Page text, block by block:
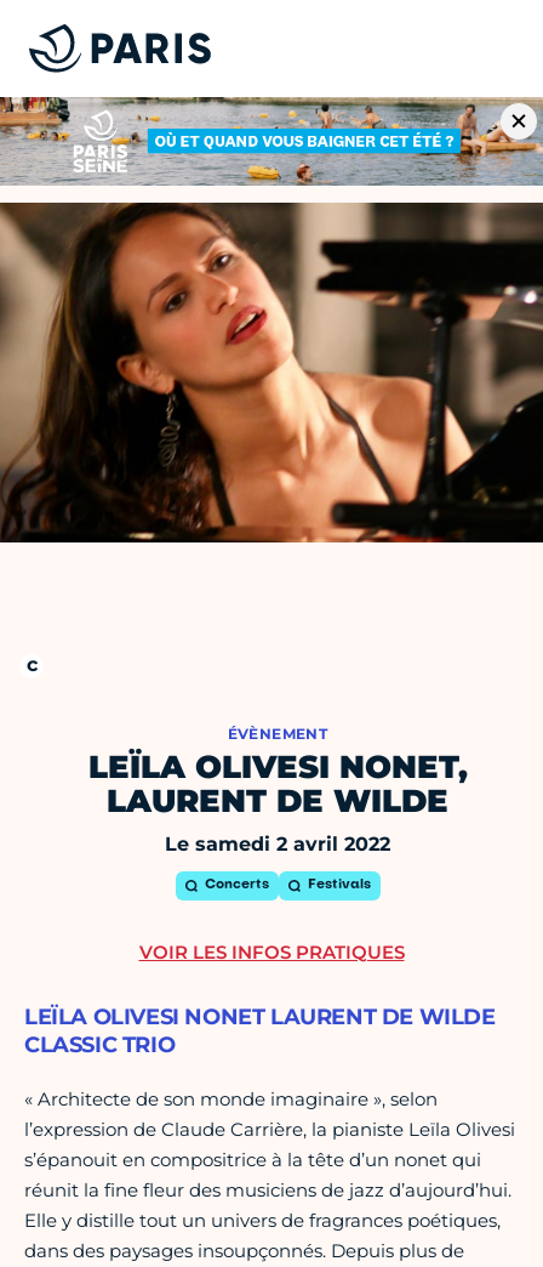
ÉVÈNEMENT
LEÏLA OLIVESI NONET,
LAURENT DE WILDE
Le samedi 2 avril 2022
Concerts Festivals
LEÏLA OLIVESI NONET LAURENT DE WILDE
CLASSIC TRIO
« Architecte de son monde imaginaire », selon
l’expression de Claude Carrière, la pianiste Leïla Olivesi
s’épanouit en compositrice à la tête d’un nonet qui
réunit la fine fleur des musiciens de jazz d’aujourd’hui.
Elle y distille tout un univers de fragrances poétiques,
dans des paysages insoupçonnés. Depuis plus de
VOIR LES INFOS PRATIQUES